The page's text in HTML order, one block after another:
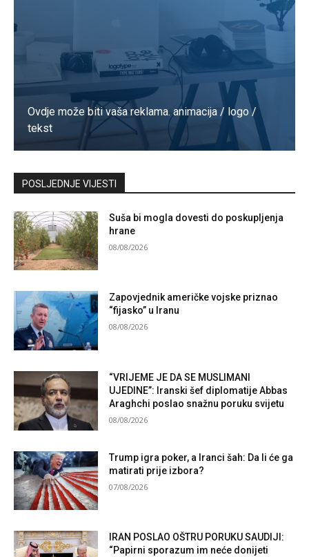
Ovdje može biti vaša reklama. animacija / logo /
tekst
Kontaktirajte nas
POSLJEDNJE VIJESTI
Suša bi mogla dovesti do poskupljenja
hrane
08/08/2026
Zapovjednik američke vojske priznao
“fijasko” u Iranu
08/08/2026
“VRIJEME JE DA SE MUSLIMANI
UJEDINE”: Iranski šef diplomatije Abbas
Araghchi poslao snažnu poruku svijetu
08/08/2026
Trump igra poker, a Iranci šah: Da li će ga
matirati prije izbora?
07/08/2026
IRAN POSLAO OŠTRU PORUKU SAUDIJI:
“Papirni sporazum im neće donijeti